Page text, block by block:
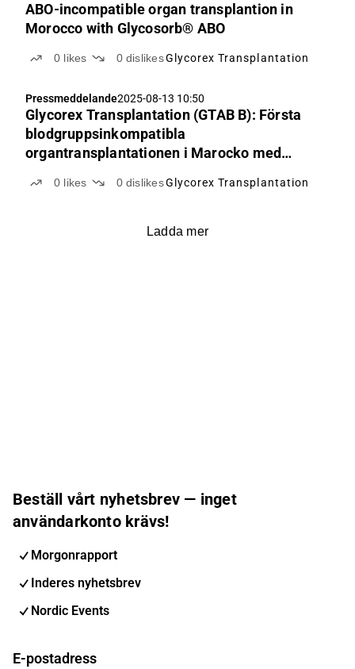
ABO-incompatible organ transplantion in
Morocco with Glycosorb® ABO
0 likes 0 dislikesGlycorex Transplantation
Pressmeddelande2025-08-13 10:50
Glycorex Transplantation (GTAB B): Första
blodgruppsinkompatibla
organtransplantationen i Marocko med
0 likes 0 dislikesGlycorex Transplantation
Ladda mer
Beställ vårt nyhetsbrev — inget
användarkonto krävs!
Morgonrapport
Inderes nyhetsbrev
Nordic Events
E-postadress